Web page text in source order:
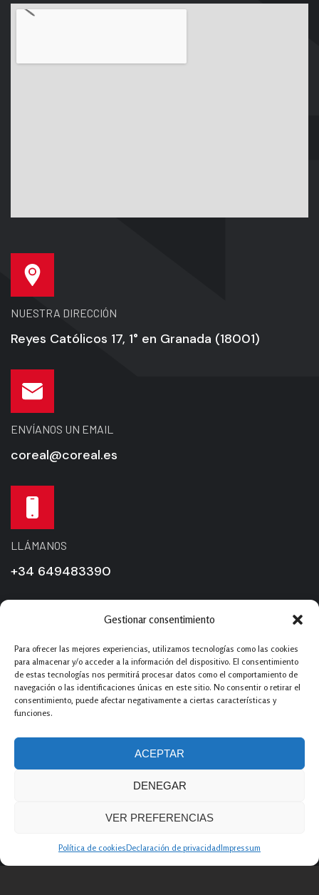
ACEPTAR
NUESTRA DIRECCIÓN
Reyes Católicos 17, 1° en Granada (18001)
ENVÍANOS UN EMAIL
coreal@coreal.es
LLÁMANOS
+34 649483390
Páginas De
Proyectos